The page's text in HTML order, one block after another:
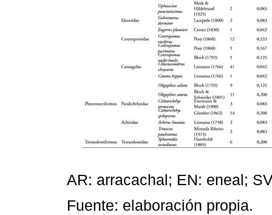
AR: arracachal; EN: eneal;
Fuente: elaboración propia.